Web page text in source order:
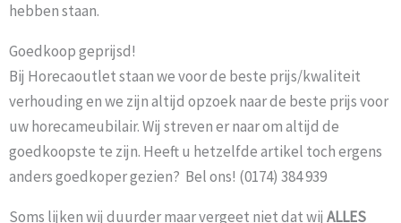
hebben staan.
Goedkoop geprijsd!
Bij Horecaoutlet staan we voor de beste prijs/kwaliteit
verhouding en we zijn altijd opzoek naar de beste prijs voor
uw horecameubilair. Wij streven er naar om altijd de
goedkoopste te zijn. Heeft u hetzelfde artikel toch ergens
anders goedkoper gezien? Bel ons! (0174) 384 939
Soms lijken wij duurder maar vergeet niet dat wij ALLES